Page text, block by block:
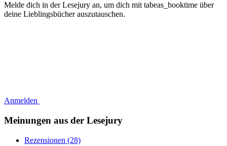
Melde dich in der Lesejury an, um dich mit tabeas_booktime über
deine Lieblingsbücher auszutauschen.
Anmelden
Meinungen aus der Lesejury
Rezensionen (28)